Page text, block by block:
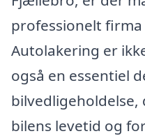
professionelt
Autolakering er
også en essentiel
bilens levetid og